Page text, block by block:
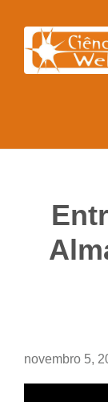
para
conteúdo
novembro 5,